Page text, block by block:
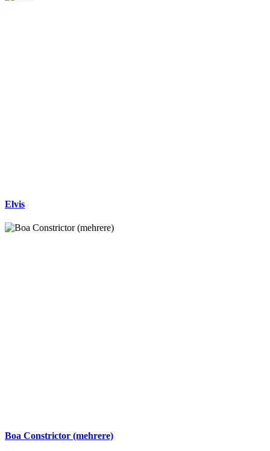
Elvis
Boa Constrictor (mehrere)